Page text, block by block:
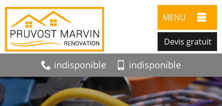
MENU
Devis gratuit
indisponible indisponible